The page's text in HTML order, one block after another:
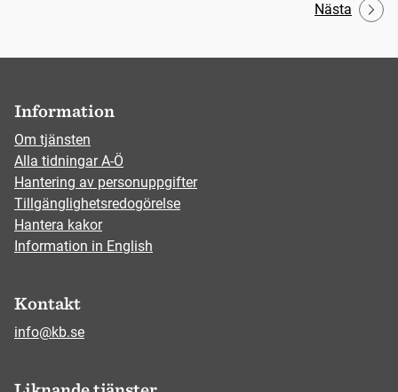
Nästa
Information
Om tjänsten
Alla tidningar A-Ö
Hantering av personuppgifter
Tillgänglighetsredogörelse
Hantera kakor
Information in English
Kontakt
info@kb.se